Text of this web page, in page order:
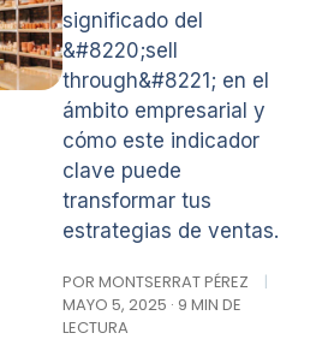
significado del
&#8220;sell
through&#8221; en el
ámbito empresarial y
cómo este indicador
clave puede
transformar tus
estrategias de ventas.
POR MONTSERRAT PÉREZ
|
MAYO 5, 2025 · 9 MIN DE
LECTURA